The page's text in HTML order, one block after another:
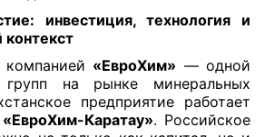
инвестиция, технология и
контекст
«ЕвроХим» — одной
на рынке минеральных
предприятие работает
«ЕвроХим-Каратау». Российское